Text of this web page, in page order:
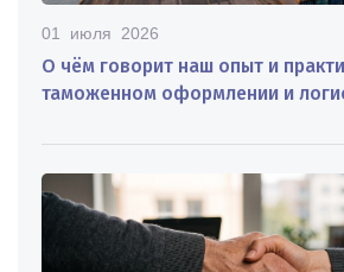
01 июля 2026
О чём говорит наш опыт и
таможенном оформлении и